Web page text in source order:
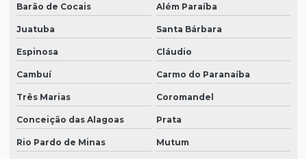
Barão de Cocais Além Paraíba
Juatuba Santa Bárbara
Espinosa Cláudio
Cambuí Carmo do Paranaíba
Três Marias Coromandel
Conceição das Alagoas Prata
Rio Pardo de Minas Mutum